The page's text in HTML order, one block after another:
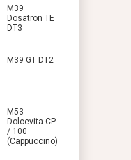
M39
Dosatron TE
DT3
M39 GT DT2
M53
Dolcevita CP
/ 100
(Cappuccino)